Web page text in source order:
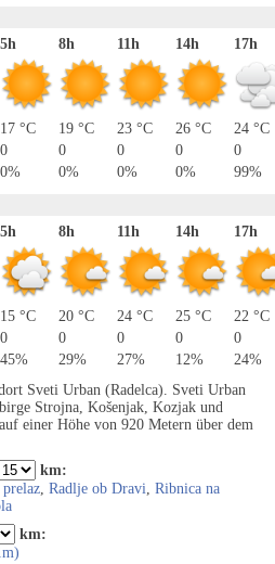
5h
17 °C
0
0%
8h
19 °C
0
0%
11h
23 °C
0
0%
14h
26 °C
0
0%
17h
24 °C
0
99%
5h
15 °C
0
45%
8h
20 °C
0
29%
11h
24 °C
0
27%
14h
25 °C
0
12%
17h
22 °C
0
24%
Sveti Urban (Radelca). Sveti Urban
Strojna, Košenjak, Kozjak und
einer Höhe von 920 Metern über dem
km:
, Radlje ob Dravi, Ribnica na
km: